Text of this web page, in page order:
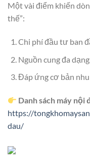
Một vài điểm khiến
thế”:
Chi phí đầu tư ban
Nguồn cung đa
Đáp ứng cơ bản
Danh sách máy
https://
dau/